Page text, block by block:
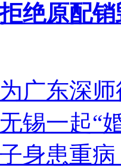
绝原配
广东深师
锡一起“
身患重